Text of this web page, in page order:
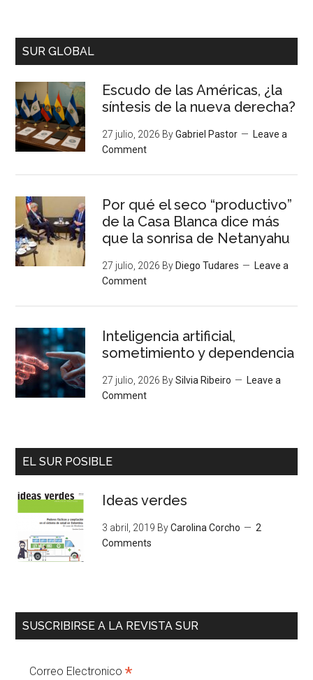
SUR GLOBAL
Escudo de las Américas, ¿la
síntesis de la nueva derecha?
27 julio, 2026 ByGabriel Pastor
Leave a
Comment
Por qué el seco “productivo”
de la Casa Blanca dice más
que la sonrisa de Netanyahu
27 julio, 2026 By Diego Tudares
Leave a
Comment
Inteligencia artificial,
sometimiento y dependencia
27 julio, 2026 BySilvia Ribeiro
Leave a
Comment
EL SUR POSIBLE
Ideas verdes
3 abril, 2019 ByCarolina Corcho
2
Comments
SUSCRIBIRSE A LA REVISTA SUR
Correo Electronico*